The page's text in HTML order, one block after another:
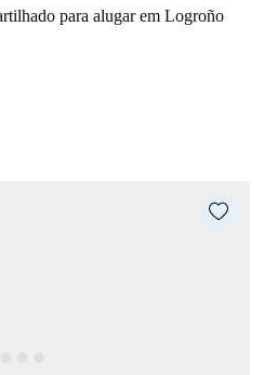
para alugar em Logroño